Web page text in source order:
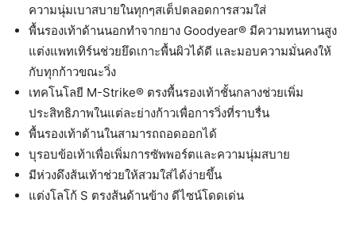
ความนุ่มเบาสบายในทุกๆสเต็ปตลอดการสวมใส่
พื้นรองเท้าด้านนอกทำจากยาง Goodyear® มีความทนทานสูง
แต่งแพทเทิร์นช่วยยึดเกาะพื้นผิวได้ดี และมอบความมั่นคงให้
กับทุกก้าวขณะวิ่ง
เทคโนโลยี M-Strike® ตรงพื้นรองเท้าชั้นกลางช่วยเพิ่ม
ประสิทธิภาพในแต่ละย่างก้าวเพื่อการวิ่งที่ราบรื่น
พื้นรองเท้าด้านในสามารถถอดออกได้
บุรอบข้อเท้าเพื่อเพิ่มการซัพพอร์ตและความนุ่มสบาย
มีห่วงดึงส้นเท้าช่วยให้สวมใส่ได้ง่ายขึ้น
แต่งโลโก้ S ตรงส้นด้านข้าง ดีไซน์โดดเด่น